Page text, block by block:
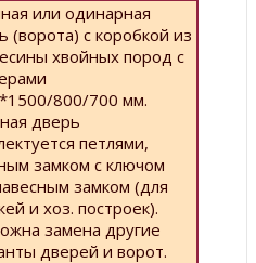
или одинарная
(ворота) с коробкой из
хвойных пород с
800/700 мм.
дверь
петлями,
замком с ключом
замком (для
и хоз. построек).
замена другие
дверей и ворот.